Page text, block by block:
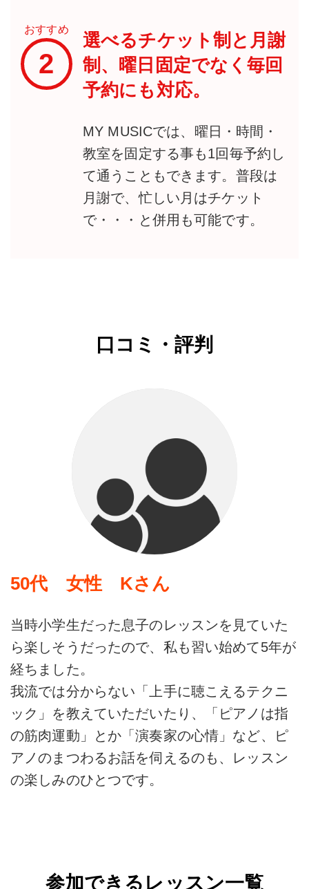
おすすめ
2
選べるチケット制と月謝
制、曜日固定でなく毎回
予約にも対応。
MY MUSICでは、曜日・時間・
教室を固定する事も1回毎予約し
て通うこともできます。普段は
月謝で、忙しい月はチケット
で・・・と併用も可能です。
口コミ・評判
50代 女性 Kさん
当時小学生だった息子のレッスンを見ていた
ら楽しそうだったので、私も習い始めて5年が
経ちました。
我流では分からない「上手に聴こえるテクニ
ック」を教えていただいたり、「ピアノは指
の筋肉運動」とか「演奏家の心情」など、ピ
アノのまつわるお話を伺えるのも、レッスン
の楽しみのひとつです。
参加できるレッスン一覧